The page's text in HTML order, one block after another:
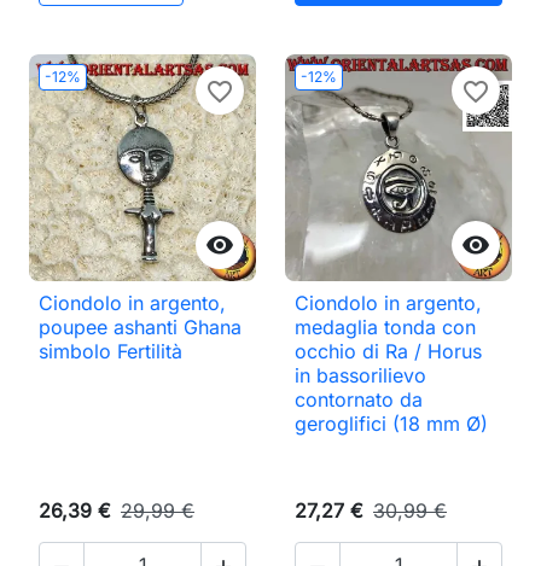
-12%

favorite_border
Ciondolo in argento,
poupee ashanti Ghana
simbolo Fertilità
26,39 € 29,99 €
-12%

favorite_border
Ciondolo in argento,
medaglia tonda con
occhio di Ra / Horus
in bassorilievo
contornato da
geroglifici (18 mm Ø)
27,27 € 30,99 €